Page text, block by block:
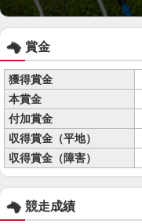
賞金
獲得賞金
本賞金
付加賞金
収得賞金（平地）
収得賞金（障害）
競走成績